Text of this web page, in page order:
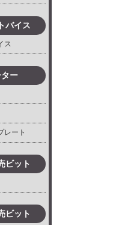
バイス
ス
ー
レート
ビット
ビット